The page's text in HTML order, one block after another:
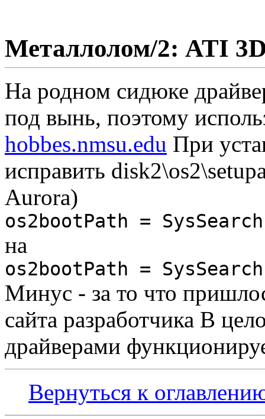
Металлолом/2: ATI
На родном сидюке
под вынь, поэтому
hobbes.nmsu.edu При
исправить
Aurora)
os2bootPath =
на
os2bootPath =
Минус - за то что
сайта разработчика В
драйверами
Вернуться к